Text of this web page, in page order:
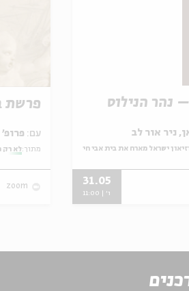
נהר הנילוס
ישראל מארח את בית אבי חי
31.05
ו' | 11:00
פרשת
עם:
מתוך: לא רק
zoom